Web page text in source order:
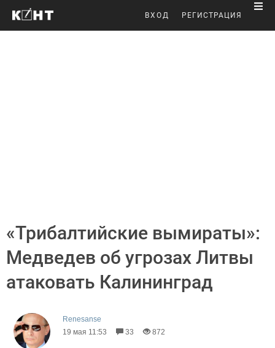
ВХОД РЕГИСТРАЦИЯ
«Трибалтийские вымираты»:
Медведев об угрозах Литвы
атаковать Калининград
Renesanse
19 мая 11:53
33 872